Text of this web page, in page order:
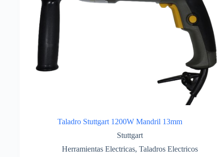
Taladro Stuttgart 1200W Mandril 13mm
Stuttgart
Herramientas Electricas, Taladros Electricos